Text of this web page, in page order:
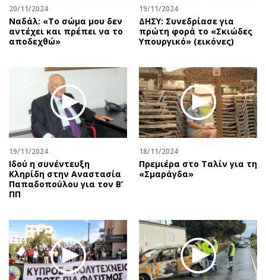
Παράξενα
Πολιτισμός
Σινεμά
Μουσική
Εικαστικά
Βιβλίο
Χειρόγραφα
Media
Εκπομπές
Wine routes
Uncut
Προσφορές
Προσωπικότητες στην ''Κ''
Επιστολές
20/11/2024
Ναδάλ: «Το σώμα μου δεν
αντέχει και πρέπει να το
αποδεχθώ»
19/11/2024
ΔΗΣΥ: Συνεδρίασε για
πρώτη φορά το «Σκιώδες
Υπουργικό» (εικόνες)
19/11/2024
Ιδού η συνέντευξη
Κληρίδη στην Αναστασία
Παπαδοπούλου για τον Β’
ΠΠ
18/11/2024
Πρεμιέρα στο Ταλίν για τη
«Σμαράγδα»